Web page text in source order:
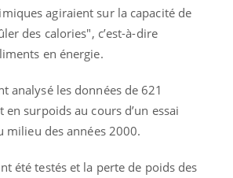
agiraient sur la capacité de
des calories", c’est-à-dire
en énergie.
analysé les données de 621
en surpoids au cours d’un essai
milieu des années 2000.
été testés et la perte de poids des